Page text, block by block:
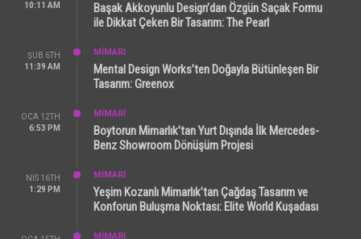
10:11 AM
Başak Akkoyunlu Design’dan Özgün Saçak Formu
ile Dikkat Çeken Bir Tasarım: The Pearl
ŞUB 6TH
11:39 AM
MİMARİ
Mental Design Works’ten Doğayla Bütünleşen Bir
Tasarım: Greenox
OCA 12TH
6:53 PM
MİMARİ
Boytorun Mimarlık’tan Yurt Dışında İlk Mercedes-
Benz Showroom Dönüşüm Projesi
NIS 16TH
1:29 PM
MİMARİ
Yeşim Kozanlı Mimarlık’tan Çağdaş Tasarım ve
Konforun Buluşma Noktası: Elite World Kuşadası
MİMARİ